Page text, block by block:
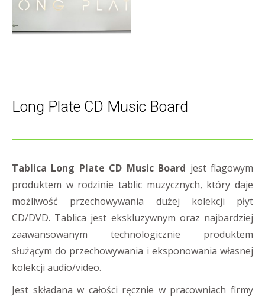
Long Plate CD Music Board
Tablica Long Plate CD Music Board jest flagowym
produktem w rodzinie tablic muzycznych, który daje
możliwość przechowywania dużej kolekcji płyt
CD/DVD. Tablica jest ekskluzywnym oraz najbardziej
zaawansowanym technologicznie produktem
służącym do przechowywania i eksponowania własnej
kolekcji audio/video.
Jest składana w całości ręcznie w pracowniach firmy